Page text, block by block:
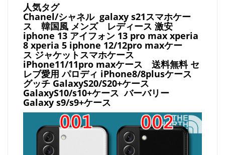
人気タグ
Chanel/シャネル galaxy s21スマホケー
ス 韓国風 メンズ レディース 激安
iphone 13 アイフォン 13 pro max xperia
8 xperia 5 iphone 12/12pro maxケー
ス ジャケットスマホケース
iPhone11/11pro maxケース 送料無料 セ
レブ愛用 パロディ iPhone8/8plusケース
グッチ GalaxyS20/S20+ケース
GalaxyS10/s10+ケース バーバリー
Galaxy s9/s9+ケース